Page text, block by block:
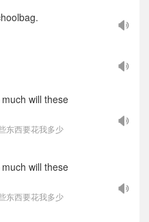
will these
东西要花我多少
will these
东西要花我多少